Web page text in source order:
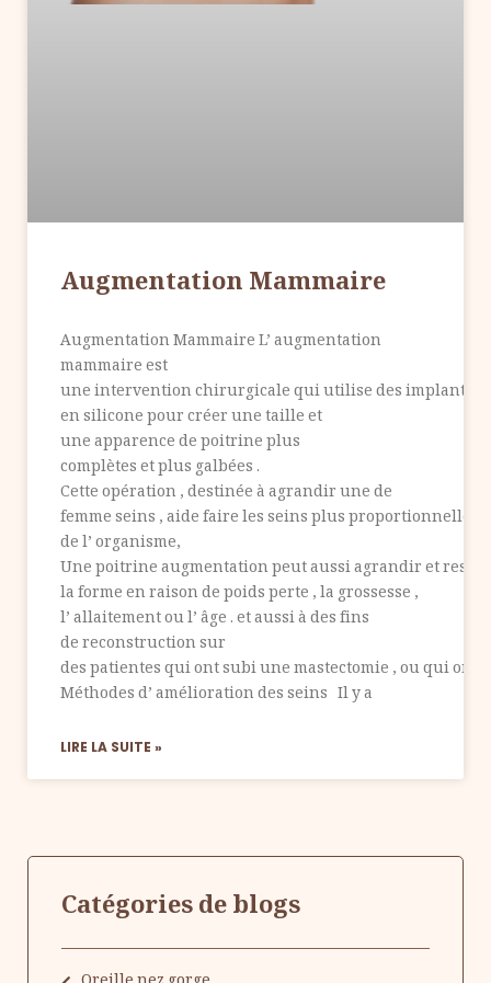
Augmentation Mammaire
Augmentation Mammaire L’ augmentation
mammaire est
une intervention chirurgicale qui utilise des implants
en silicone pour créer une taille et
une apparence de poitrine plus
complètes et plus galbées .
Cette opération , destinée à agrandir une de
femme seins , aide faire les seins plus proportionnelle à
de l’ organisme,
Une poitrine augmentation peut aussi agrandir et
la forme en raison de poids perte , la grossesse ,
l’ allaitement ou l’ âge . et aussi à des fins
de reconstruction sur
des patientes qui ont subi une mastectomie , ou qui ont
Méthodes d’ amélioration des seins Il y a
LIRE LA SUITE »
Catégories de blogs